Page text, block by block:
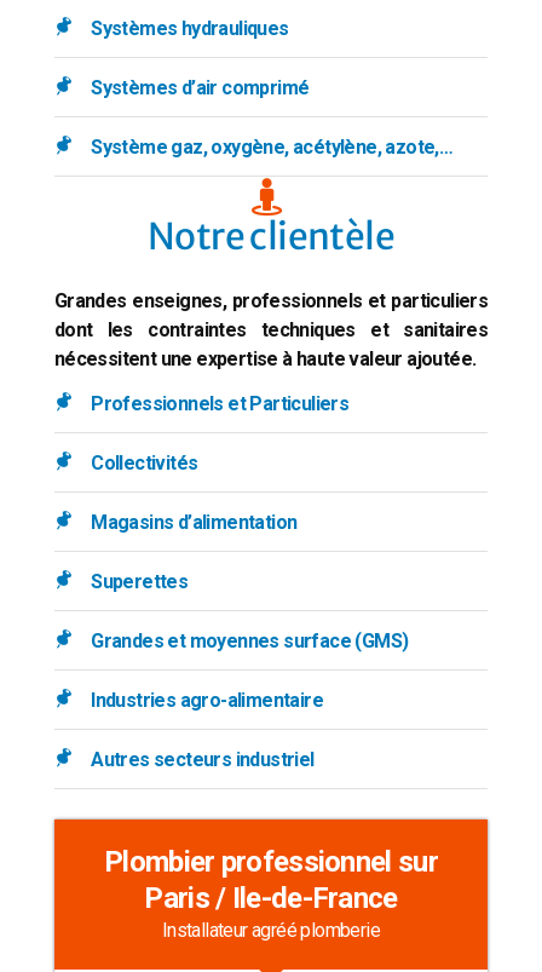
Systèmes hydrauliques
Systèmes d’air comprimé
Système gaz, oxygène, acétylène, azote,…
Notre clientèle
Grandes enseignes, professionnels et particuliers
dont les contraintes techniques et sanitaires
nécessitent une expertise à haute valeur ajoutée.
Professionnels et Particuliers
Collectivités
Magasins d’alimentation
Superettes
Grandes et moyennes surface (GMS)
Industries agro-alimentaire
Autres secteurs industriel
Plombier professionnel sur
Paris / Ile-de-France
Installateur agréé plomberie